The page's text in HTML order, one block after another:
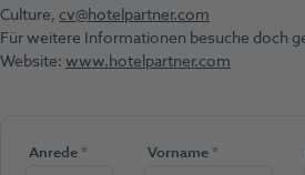
Culture,cv@hotelpartner.com
Für weitere Informationen besuche doch
Website:www.hotelpartner.com
Anrede(Pflichtfeld)
* Vorname(Pflichtfeld)
*